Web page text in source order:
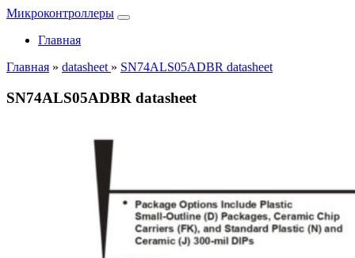
Микроконтроллеры
Главная
Главная » datasheet » SN74ALS05ADBR datasheet
SN74ALS05ADBR datasheet